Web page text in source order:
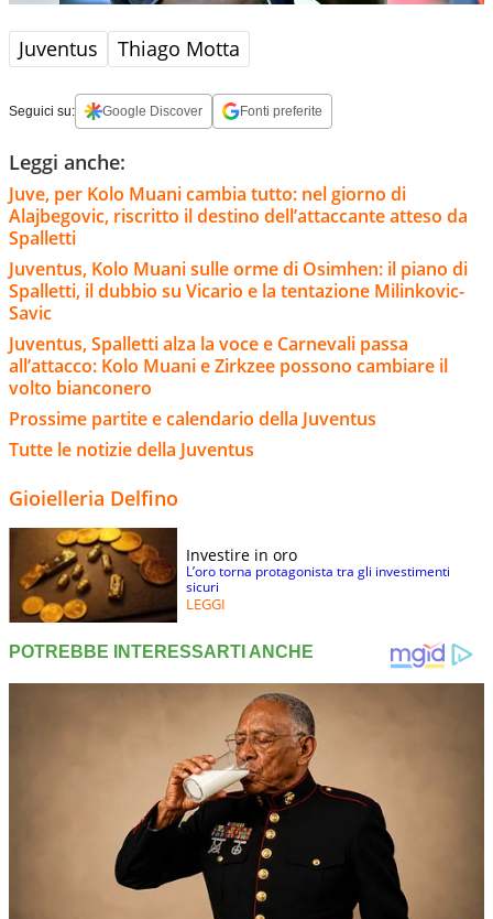
Juventus Thiago Motta
Seguici su: Google Discover Fonti preferite
Leggi anche:
Juve, per Kolo Muani cambia tutto: nel giorno di
Alajbegovic, riscritto il destino dell’attaccante atteso da
Spalletti
Juventus, Kolo Muani sulle orme di Osimhen: il piano di
Spalletti, il dubbio su Vicario e la tentazione Milinkovic-
Savic
Juventus, Spalletti alza la voce e Carnevali passa
all’attacco: Kolo Muani e Zirkzee possono cambiare il
volto bianconero
Prossime partite e calendario della Juventus
Tutte le notizie della Juventus
Gioielleria Delfino
Investire in oro
L’oro torna protagonista tra gli investimenti
sicuri
LEGGI